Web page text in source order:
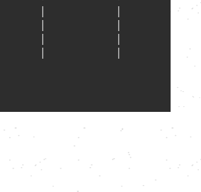
|          |
|          |
|          |
|          |